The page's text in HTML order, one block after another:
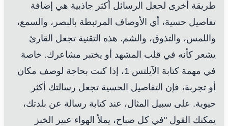
طريقة أخرى لجعل الرسائل أكثر جاذبية هي إضافة
تفاصيل حسية، أي الأوصاف المرتبطة بالبصر، والسمع،
واللمس، والتذوق، والشم. هذه التقنية تجعل القارئ
يشعر كأنه في قلب المشهد أو يختبر مشاعرك. خاصة
في مهمة كتابة الآيلتس 1، إذا كنت بحاجة لوصف مكان
أو تجربة، فإن التفاصيل الحسية تجعل رسالتك أكثر
حيوية. على سبيل المثال، عند كتابة رسالة عن بلدتك،
يمكنك القول "في كل صباح، يملأ الهواء عبير الخبز